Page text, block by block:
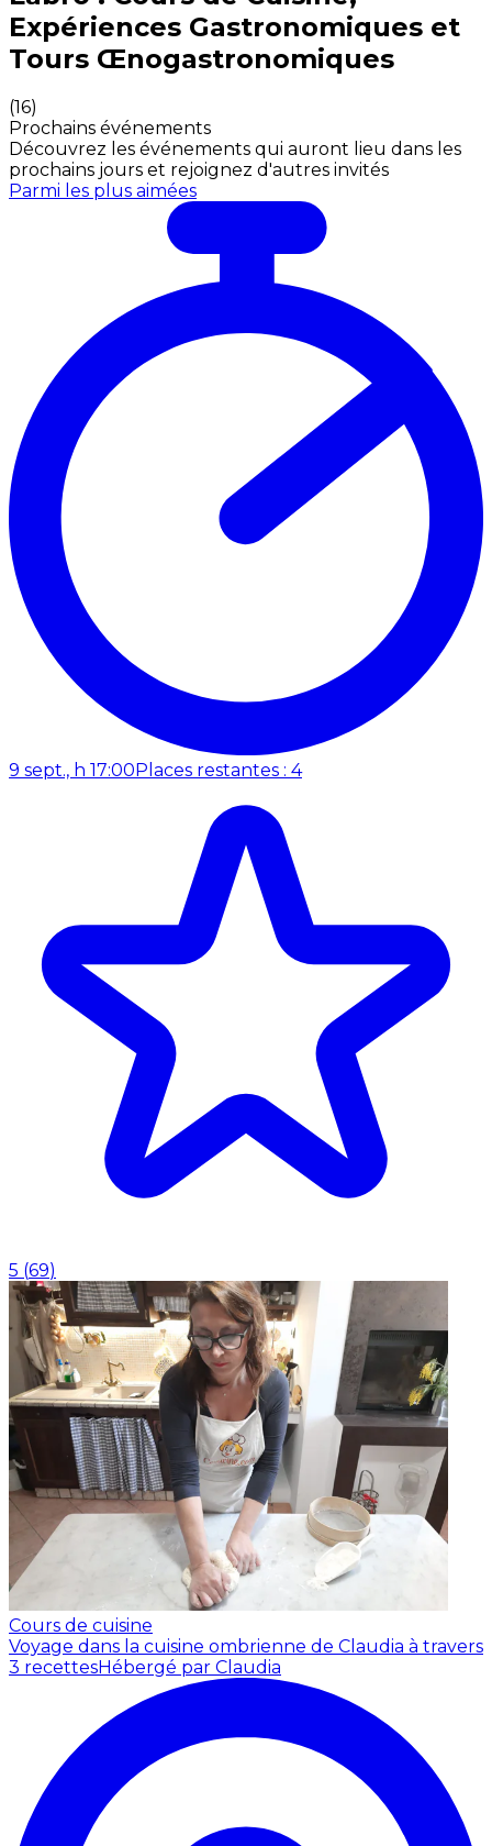
Expériences Gastronomiques et
Tours Œnogastronomiques
(16)
Prochains événements
Découvrez les événements qui auront lieu dans les
prochains jours et rejoignez d'autres invités
Parmi les plus aimées
9 sept., h 17:00 Places restantes : 4
5 (69)
Cours de cuisine
Voyage dans la cuisine ombrienne de Claudia à travers
3 recettesHébergé par Claudia